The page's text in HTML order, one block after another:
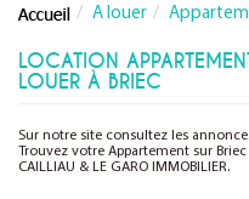
A louer
LOCATION
LOUER À BRIEC
Sur notre site consultez les
Trouvez votre Appartement sur
CAILLIAU & LE GARO IMMOBILIER.